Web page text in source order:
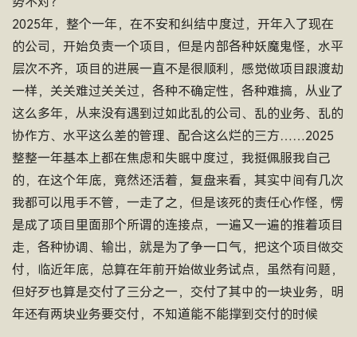
2025年，整个一年，在不安和纠结中度过，开年入了现在
的公司，开始负责一个项目，但是内部各种妖魔鬼怪，水平
层次不齐，项目的进展一直不是很顺利，感觉做项目跟渡劫
一样，关关难过关关过，各种不确定性，各种难搞，从业了
这么多年，从来没有遇到过如此乱的公司、乱的业务、乱的
协作方、水平这么差的管理、配合这么烂的三方……2025
整整一年基本上都在焦虑和失眠中度过，我挺佩服我自己
的，在这个年底，竟然还活着，复盘来看，其实中间有几次
我都可以甩手不管，一走了之，但是该死的责任心作怪，愣
是成了项目里面那个所谓的连接点，一遍又一遍的推着项目
走，各种协调、输出，就是为了争一口气，把这个项目做交
付，临近年底，总算在年前开始做业务试点，虽然有问题，
但好歹也算是交付了三分之一，交付了其中的一块业务，明
年还有两块业务要交付，不知道能不能撑到交付的时候